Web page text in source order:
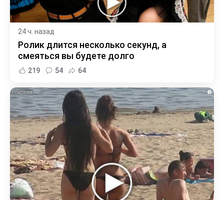
24 ч. назад
Ролик длится несколько секунд, а
смеяться вы будете долго
219 54 64
i